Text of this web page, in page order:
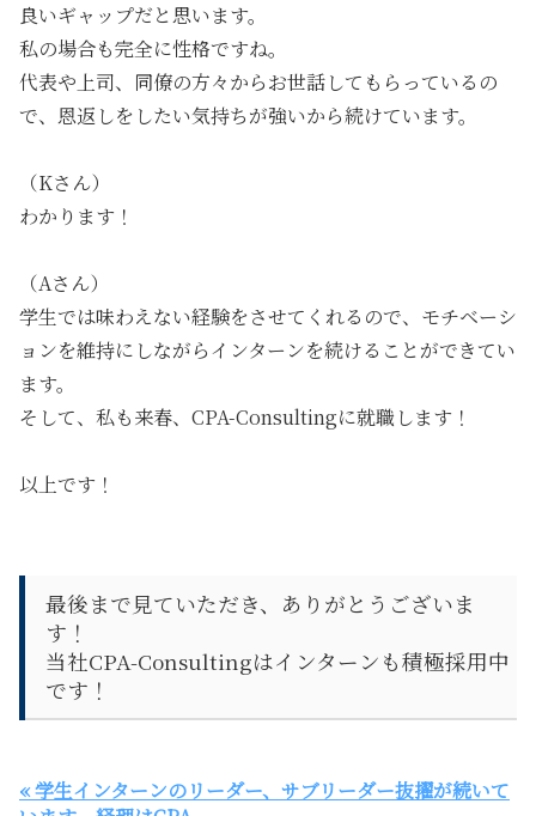
良いギャップだと思います。
私の場合も完全に性格ですね。
代表や上司、同僚の方々からお世話してもらっているの
で、恩返しをしたい気持ちが強いから続けています。
（Kさん）
わかります！
（Aさん）
学生では味わえない経験をさせてくれるので、モチベーシ
ョンを維持にしながらインターンを続けることができてい
ます。
そして、 私も来春、CPA-Consultingに就職します！
以上です！
最後まで見ていただき、ありがとうございま
す！
当社CPA-Consultingはインターンも積極採用中
です！
« 学生インターンのリーダー、サブリーダー抜擢が続いて